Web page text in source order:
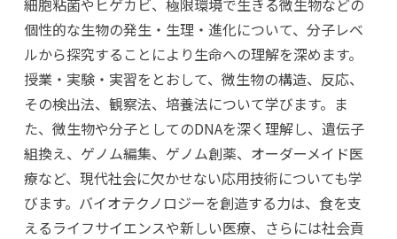
個性的な生物の発生・生理・進化について、分子レベ
ルから探究することにより生命への理解を深めます。
授業・実験・実習をとおして、微生物の構造、反応、
その検出法、観察法、培養法について学びます。ま
た、微生物や分子としてのDNAを深く理解し、遺伝子
組換え、ゲノム編集、ゲノム創薬、オーダーメイド医
療など、現代社会に欠かせない応用技術についても学
びます。バイオテクノロジーを創造する力は、食を支
えるライフサイエンスや新しい医療、さらには社会貢